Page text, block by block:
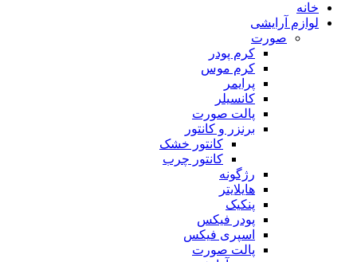
خانه
لوازم آرایشی
صورت
کرم پودر
کرم موس
پرایمر
کانسیلر
پالت صورت
برنزر و کانتور
کانتور خشک
کانتور چرب
رژگونه
هایلایتر
پنکیک
پودر فیکس
اسپری فیکس
پالت صورت